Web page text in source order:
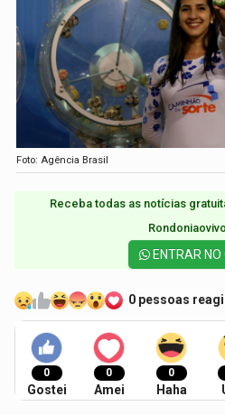
Foto: Agência Brasil
Receba todas as notícias
ENTRAR NO
0 pessoas
0
Gostei
0
Amei
0
Haha